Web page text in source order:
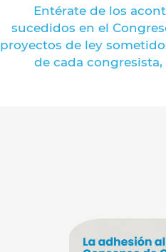
Entérate de los
sucedidos en el
proyectos de ley
de cada